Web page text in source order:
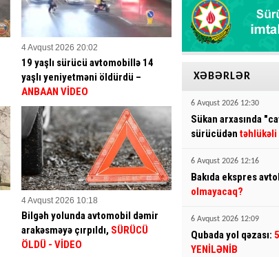
4 Avqust 2026 20:02
19 yaşlı sürücü avtomobillə 14
yaşlı yeniyetməni öldürdü –
ANBAAN VİDEO
4 Avqust 2026 10:18
Bilgəh yolunda avtomobil dəmir
arakəsməyə çırpıldı, SÜRÜCÜ
ÖLDÜ - VİDEO
XƏBƏRLƏR
6 Avqust 2026 12:30
Sükan arxasında
sürücüdən təhlükəli
6 Avqust 2026 12:16
Bakıda ekspres
olmayacaq?
6 Avqust 2026 12:09
Qubada yol qəzası:
YENİLƏNİB